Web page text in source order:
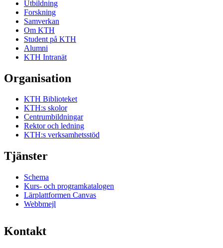
Utbildning
Forskning
Samverkan
Om KTH
Student på KTH
Alumni
KTH Intranät
Organisation
KTH Biblioteket
KTH:s skolor
Centrumbildningar
Rektor och ledning
KTH:s verksamhetsstöd
Tjänster
Schema
Kurs- och programkatalogen
Lärplattformen Canvas
Webbmejl
Kontakt